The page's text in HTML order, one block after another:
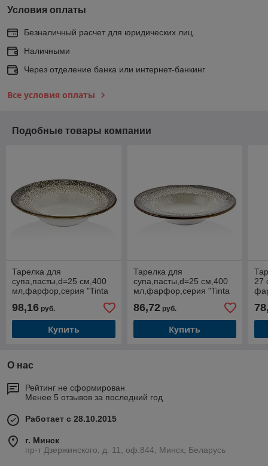
Условия оплаты
Безналичный расчет для юридических лиц.
Наличными
Через отделение банка или интернет-банкинг
Все условия оплаты
Подобные товары компании
Тарелка для
супа,пасты,d=25 см,400
мл,фарфор,серия "Tinta
Innovation"
98,16 руб.
Купить
Тарелка для
супа,пасты,d=25 см,400
мл,фарфор,серия "Tinta
86,72руб.
Купить
27
О нас
Рейтинг не сформирован
Менее 5 отзывов за последний год
Работает с 28.10.2015
г. Минск
пр-т Дзержинского, д. 11, оф.844, Минск, Беларусь